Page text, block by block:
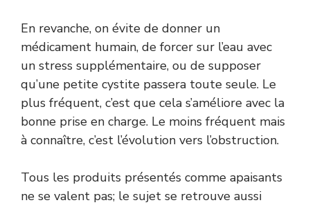
En revanche, on évite de donner un
médicament humain, de forcer sur l’eau avec
un stress supplémentaire, ou de supposer
qu’une petite cystite passera toute seule. Le
plus fréquent, c’est que cela s’améliore avec la
bonne prise en charge. Le moins fréquent mais
à connaître, c’est l’évolution vers l’obstruction.
Tous les produits présentés comme apaisants
ne se valent pas; le sujet se retrouve aussi